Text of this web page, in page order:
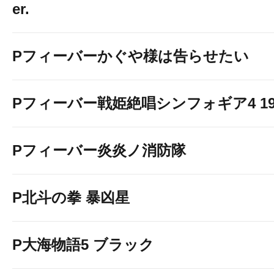
er.
Pフィーバーかぐや様は告らせたい
Pフィーバー戦姫絶唱シンフォギア4
Pフィーバー炎炎ノ消防隊
P北斗の拳 暴凶星
P大海物語5 ブラック